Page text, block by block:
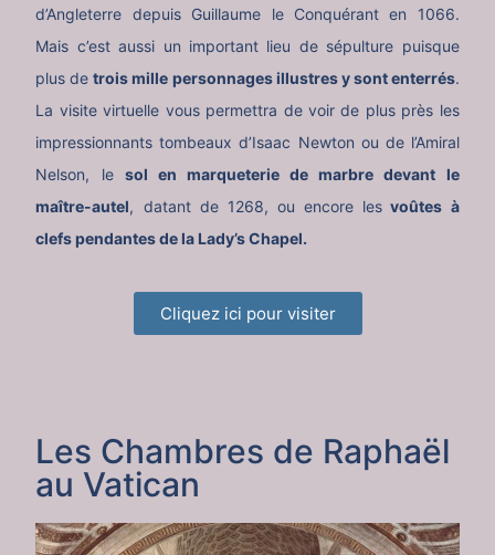
d’Angleterre depuis Guillaume le Conquérant en 1066.
Mais c’est aussi un important lieu de sépulture puisque
plus detrois mille personnages illustres y sont enterrés.
La visite virtuelle vous permettra de voir de plus près les
impressionnants tombeaux d’Isaac Newton ou de l’Amiral
Nelson, le sol en marqueterie de marbre devant le
maître-autel, datant de 1268, ou encore les voûtes à
clefs pendantes de la Lady’s Chapel.
Cliquez ici pour visiter
Les Chambres de Raphaël
au Vatican